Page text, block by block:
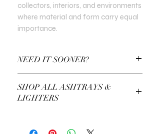
collectors, interiors, and environments
where material and form carry equal
importance.
NEED IT SOONER?
SHOP ALL ASHTRAYS &
LIGHTERS